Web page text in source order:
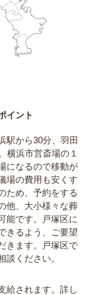
イント
駅から30分、羽田
横浜市営斎場の１
になるので移動が
場の費用も安くす
ため、予約をする
他、大小様々な葬
能です。戸塚区に
きるよう、ご要望
きます。戸塚区で
ください。
給されます。詳し